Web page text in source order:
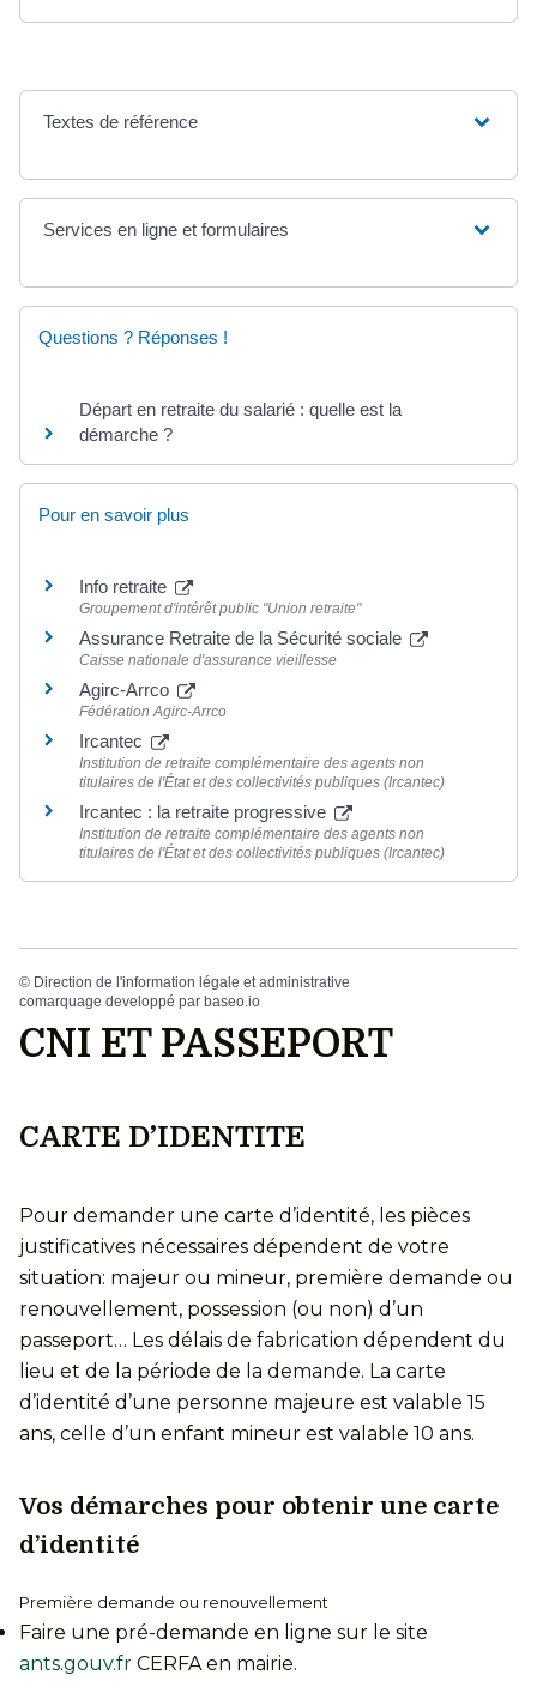
Textes de référence
Services en ligne et formulaires
Questions ? Réponses !
Départ en retraite du salarié : quelle est la
démarche ?
Pour en savoir plus
Info retraite
Groupement d'intérêt public "Union retraite"
Assurance Retraite de la Sécurité sociale
Caisse nationale d'assurance vieillesse
Agirc-Arrco
Fédération Agirc-Arrco
Ircantec
Institution de retraite complémentaire des agents non
titulaires de l'État et des collectivités publiques (Ircantec)
Ircantec : la retraite progressive
Institution de retraite complémentaire des agents non
titulaires de l'État et des collectivités publiques (Ircantec)
© Direction de l'information légale et administrative
comarquage developpé par baseo.io
CNI ET PASSEPORT
CARTE D’IDENTITE
Pour demander une carte d’identité, les pièces
justificatives nécessaires dépendent de votre
situation: majeur ou mineur, première demande ou
renouvellement, possession (ou non) d’un
passeport… Les délais de fabrication dépendent du
lieu et de la période de la demande. La carte
d’identité d’une personne majeure est valable 15
ans, celle d’un enfant mineur est valable 10 ans.
Vos démarches pour obtenir une carte
d’identité
Première demande ou renouvellement
Faire une pré-demande en ligne sur le site
ants.gouv.fr CERFA en mairie.